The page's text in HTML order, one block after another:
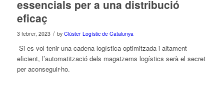
essencials per a una distribució
eficaç
3 febrer, 2023 / by Clúster Logístic de Catalunya
Si es vol tenir una cadena logística optimitzada i altament
eficient, l’automatització dels magatzems logístics serà el secret
per aconseguir-ho.